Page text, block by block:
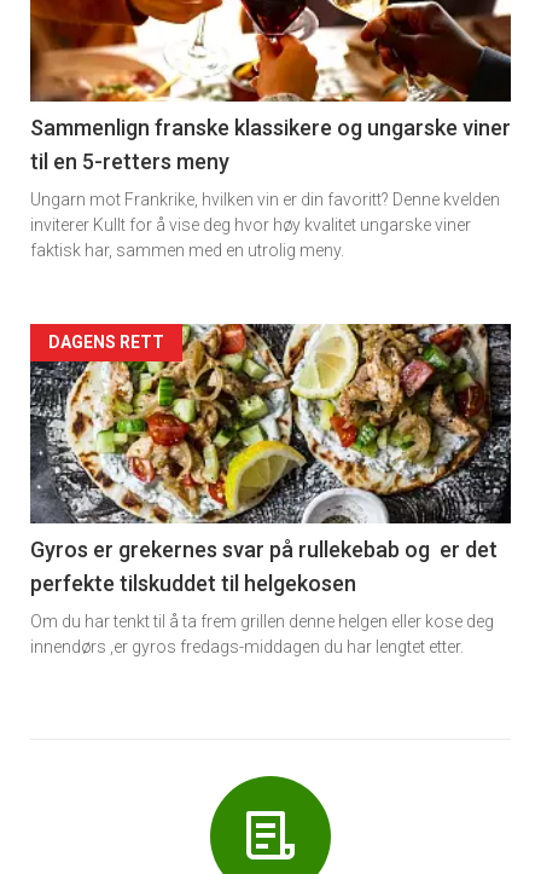
nå
-
5
Sammenlign franske klassikere og ungarske viner
til en 5-retters meny
Ungarn mot Frankrike, hvilken vin er din favoritt? Denne kvelden
inviterer Kullt for å vise deg hvor høy kvalitet ungarske viner
faktisk har, sammen med en utrolig meny.
Forsiden
akkurat
nå
-
6
DAGENS RETT
Gyros er grekernes svar på rullekebab og er det
perfekte tilskuddet til helgekosen
Om du har tenkt til å ta frem grillen denne helgen eller kose deg
innendørs ,er gyros fredags-middagen du har lengtet etter.